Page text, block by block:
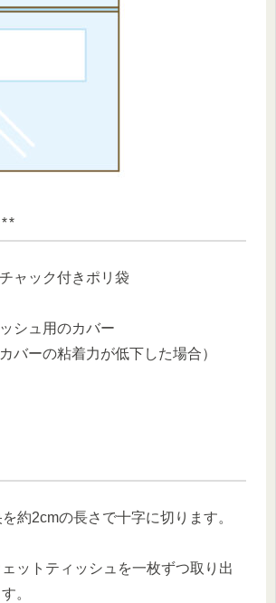
ャック付きポリ袋
シュ用のカバー
バーの粘着力が低下した場合）
約2cmの長さで十字に切ります。
ットティッシュを一枚ずつ取り出
。